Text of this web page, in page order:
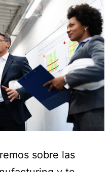
sobre las